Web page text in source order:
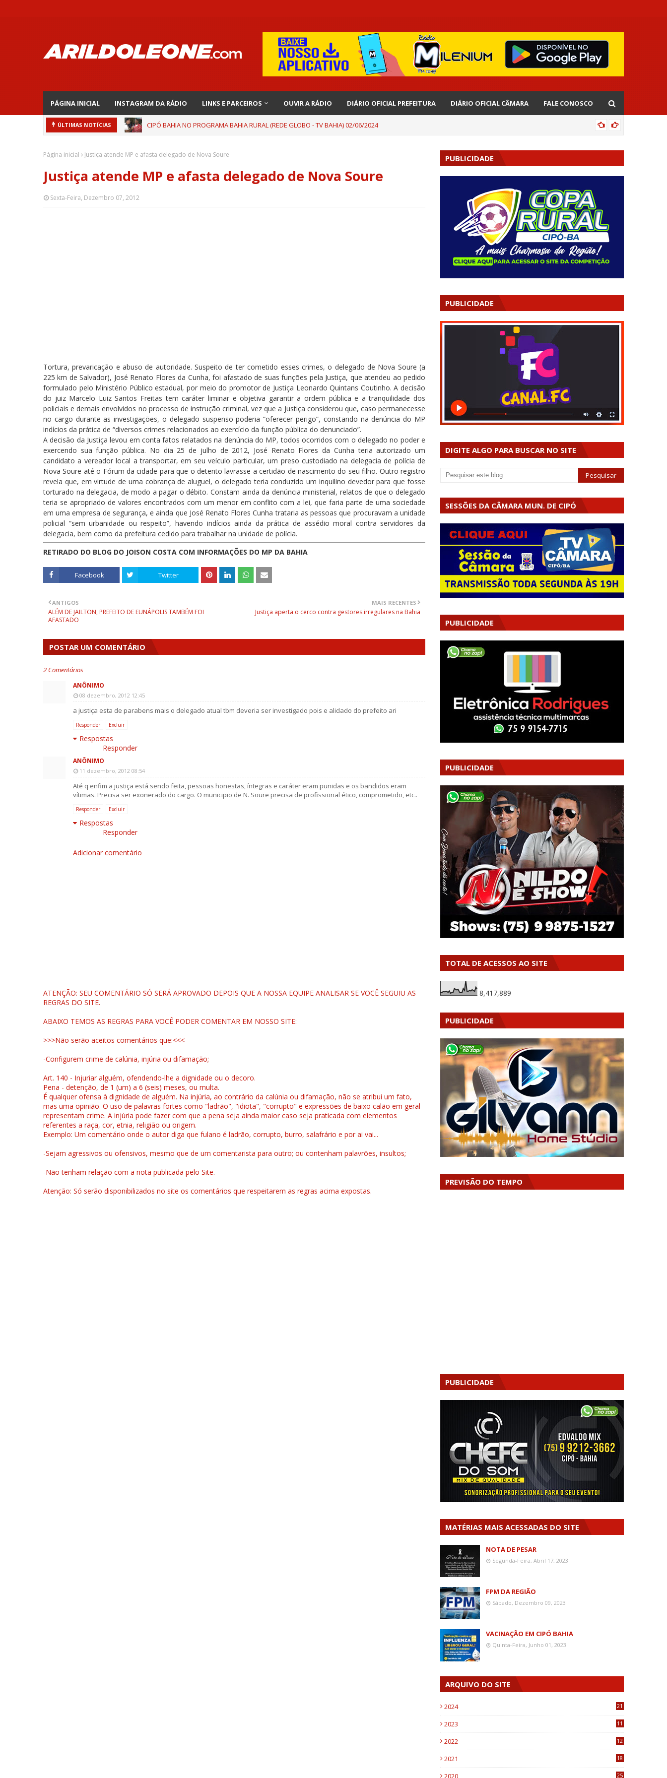
PÁGINA INICIAL INSTAGRAM DA RÁDIO LINKS E PARCEIROS OUVIR A RÁDIO DIÁRIO OFICIAL PREFEITURA DIÁRIO OFICIAL CÂMARA FALE CONOSCO
ÚLTIMAS NOTÍCIAS CIPÓ BAHIA NO PROGRAMA BAHIA RURAL (REDE GLOBO - TV BAHIA) 02/06/2024
Página inicial Justiça atende MP e afasta delegado de Nova Soure
Justiça atende MP e afasta delegado de Nova Soure
Sexta-Feira, Dezembro 07, 2012
Tortura, prevaricação e abuso de autoridade. Suspeito de ter cometido esses crimes, o delegado de Nova Soure (a
225 km de Salvador), José Renato Flores da Cunha, foi afastado de suas funções pela Justiça, que atendeu ao pedido
formulado pelo Ministério Público estadual, por meio do promotor de Justiça Leonardo Quintans Coutinho. A decisão
do juiz Marcelo Luiz Santos Freitas tem caráter liminar e objetiva garantir a ordem pública e a tranquilidade dos
policiais e demais envolvidos no processo de instrução criminal, vez que a Justiça considerou que, caso permanecesse
no cargo durante as investigações, o delegado suspenso poderia “oferecer perigo”, constando na denúncia do MP
indícios da prática de “diversos crimes relacionados ao exercício da função pública do denunciado”.
A decisão da Justiça levou em conta fatos relatados na denúncia do MP, todos ocorridos com o delegado no poder e
exercendo sua função pública. No dia 25 de julho de 2012, José Renato Flores da Cunha teria autorizado um
candidato a vereador local a transportar, em seu veículo particular, um preso custodiado na delegacia de polícia de
Nova Soure até o Fórum da cidade para que o detento lavrasse a certidão de nascimento do seu filho. Outro registro
revela que, em virtude de uma cobrança de aluguel, o delegado teria conduzido um inquilino devedor para que fosse
torturado na delegacia, de modo a pagar o débito. Constam ainda da denúncia ministerial, relatos de que o delegado
teria se apropriado de valores encontrados com um menor em conflito com a lei, que faria parte de uma sociedade
em uma empresa de segurança, e ainda que José Renato Flores Cunha trataria as pessoas que procuravam a unidade
policial “sem urbanidade ou respeito”, havendo indícios ainda da prática de assédio moral contra servidores da
delegacia, bem como da prefeitura cedido para trabalhar na unidade de polícia.
RETIRADO DO BLOG DO JOISON COSTA COM INFORMAÇÕES DO MP DA BAHIA
Facebook Twitter
MAIS RECENTES
Justiça aperta o cerco contra gestores irregulares na Bahia
ANTIGOS
ALÉM DE JAILTON, PREFEITO DE EUNÁPOLIS TAMBÉM FOI
AFASTADO
POSTAR UM COMENTÁRIO
2 Comentários
ANÔNIMO
08 dezembro, 2012 12:45
a justiça esta de parabens mais o delegado atual tbm deveria ser investigado pois e alidado do prefeito ari
Responder Excluir
Respostas
Responder
ANÔNIMO
11 dezembro, 2012 08:54
Até q enfim a justiça está sendo feita, pessoas honestas, íntegras e caráter eram punidas e os bandidos eram
vítimas. Precisa ser exonerado do cargo. O municipio de N. Soure precisa de profissional ético, comprometido, etc..
Responder Excluir
Respostas
Responder
Adicionar comentário
ATENÇÃO: SEU COMENTÁRIO SÓ SERÁ APROVADO DEPOIS QUE A NOSSA EQUIPE ANALISAR SE VOCÊ SEGUIU AS
REGRAS DO SITE.
ABAIXO TEMOS AS REGRAS PARA VOCÊ PODER COMENTAR EM NOSSO SITE:
>>>Não serão aceitos comentários que:<<<
-Configurem crime de calúnia, injúria ou difamação;
Art. 140 - Injuriar alguém, ofendendo-lhe a dignidade ou o decoro.
Pena - detenção, de 1 (um) a 6 (seis) meses, ou multa.
É qualquer ofensa à dignidade de alguém. Na injúria, ao contrário da calúnia ou difamação, não se atribui um fato,
mas uma opinião. O uso de palavras fortes como "ladrão", "idiota", "corrupto" e expressões de baixo calão em geral
representam crime. A injúria pode fazer com que a pena seja ainda maior caso seja praticada com elementos
referentes a raça, cor, etnia, religião ou origem.
Exemplo: Um comentário onde o autor diga que fulano é ladrão, corrupto, burro, salafrário e por ai vai...
-Sejam agressivos ou ofensivos, mesmo que de um comentarista para outro; ou contenham palavrões, insultos;
-Não tenham relação com a nota publicada pelo Site.
Atenção: Só serão disponibilizados no site os comentários que respeitarem as regras acima expostas.
PUBLICIDADE
PUBLICIDADE
DIGITE ALGO PARA BUSCAR NO SITE
SESSÕES DA CÂMARA MUN. DE CIPÓ
PUBLICIDADE
PUBLICIDADE
TOTAL DE ACESSOS AO SITE
8,417,889
PUBLICIDADE
PREVISÃO DO TEMPO
PUBLICIDADE
MATÉRIAS MAIS ACESSADAS DO SITE
NOTA DE PESAR
Segunda-Feira, Abril 17, 2023
FPM DA REGIÃO
Sábado, Dezembro 09, 2023
VACINAÇÃO EM CIPÓ BAHIA
Quinta-Feira, Junho 01, 2023
ARQUIVO DO SITE
2024 21
2023
11
2022
12
2021
18
2020 25